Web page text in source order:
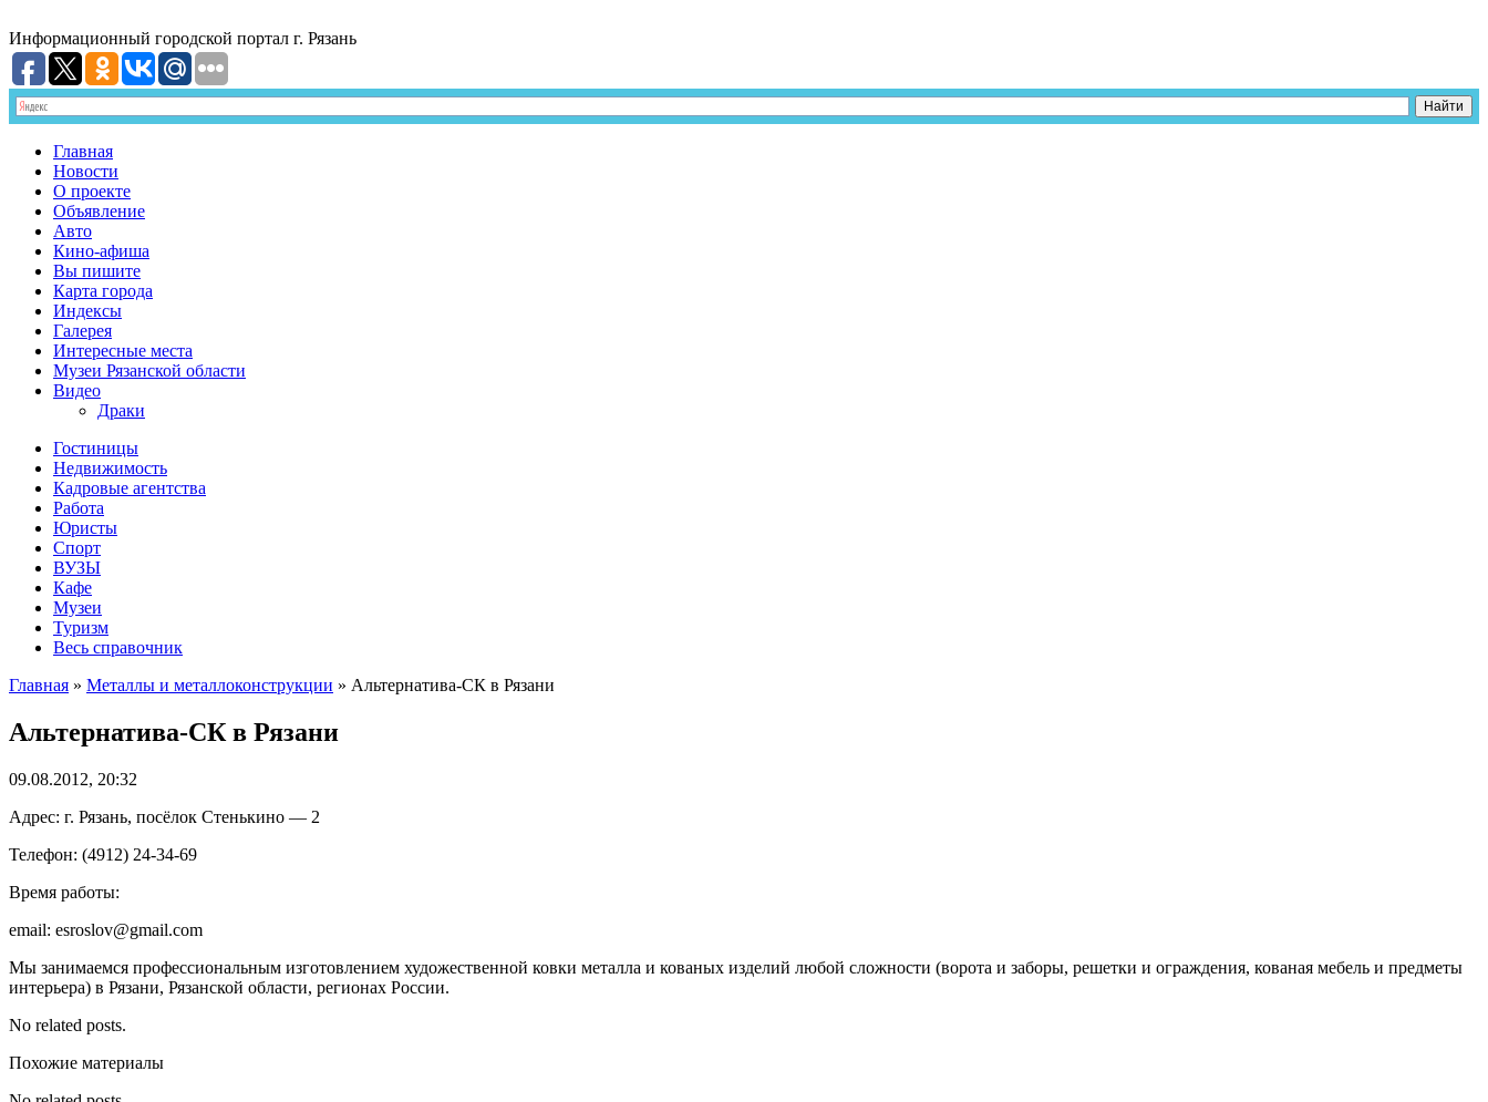
Информационный городской портал г. Рязань
Главная
Новости
О проекте
Объявление
Авто
Кино-афиша
Вы пишите
Карта города
Индексы
Галерея
Интересные места
Музеи Рязанской области
Видео
Драки
Гостиницы
Недвижимость
Кадровые агентства
Работа
Юристы
Спорт
ВУЗЫ
Кафе
Музеи
Туризм
Весь справочник
Главная » Металлы и металлоконструкции » Альтернатива-СК в Рязани
Альтернатива-СК в Рязани
09.08.2012, 20:32
Адрес: г. Рязань, посёлок Стенькино — 2
Телефон: (4912) 24-34-69
Время работы:
email: esroslov@gmail.com
Мы занимаемся профессиональным изготовлением художественной ковки металла и кованых изделий любой сложности (ворота и заборы, решетки и ограждения, кованая мебель и предметы
интерьера) в Рязани, Рязанской области, регионах России.
No related posts.
Похожие материалы